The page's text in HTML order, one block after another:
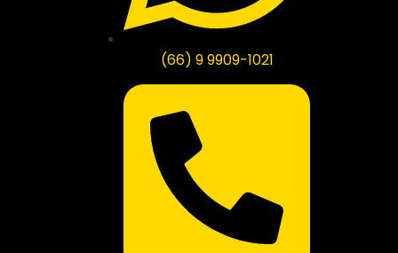
(66) 9 9909-1021